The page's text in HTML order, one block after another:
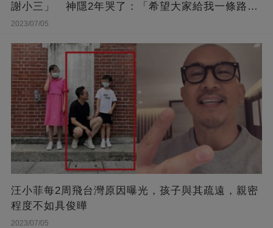
謝小三」 神隱2年哭了：「希望大家給我一條路
走...」
2023/07/05
汪小菲每2周飛台灣原因曝光，孩子與其疏遠，親密
程度不如具俊曄
2023/07/05